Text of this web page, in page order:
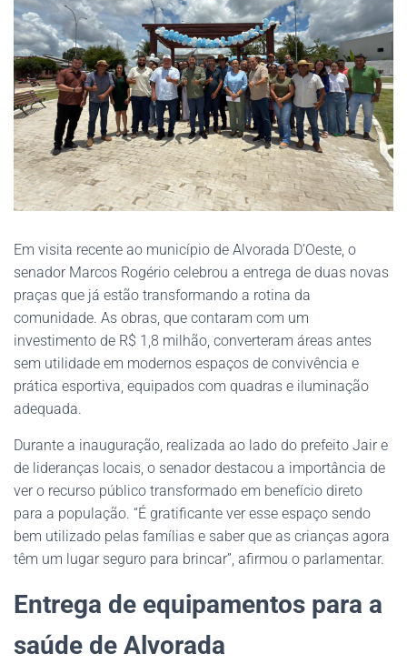
Em visita recente ao município de Alvorada D’Oeste, o
senador Marcos Rogério celebrou a entrega de duas novas
praças que já estão transformando a rotina da
comunidade. As obras, que contaram com um
investimento de R$ 1,8 milhão, converteram áreas antes
sem utilidade em modernos espaços de convivência e
prática esportiva, equipados com quadras e iluminação
adequada.
Durante a inauguração, realizada ao lado do prefeito Jair e
de lideranças locais, o senador destacou a importância de
ver o recurso público transformado em benefício direto
para a população. “É gratificante ver esse espaço sendo
bem utilizado pelas famílias e saber que as crianças agora
têm um lugar seguro para brincar”, afirmou o parlamentar.
Entrega de equipamentos para a
saúde de Alvorada